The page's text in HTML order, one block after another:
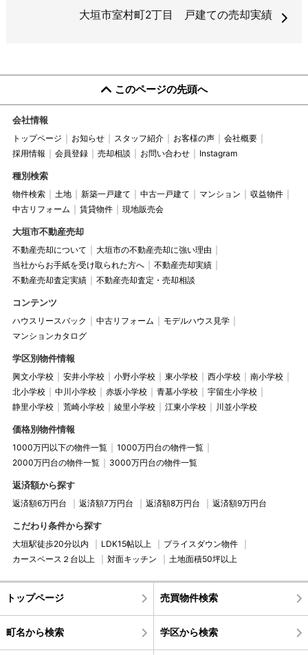
大垣市室村町2丁目 戸建ての売却実績
このページの先頭へ
会社情報
トップページ お知らせ スタッフ紹介 お客様の声
会社概要
採用情報
会員登録 売却相談 お問い合わせ Instagram
種別検索
物件検索 土地 新築一戸建て 中古一戸建て マンション
収益物件
中古リフォーム
賃貸物件 現地販売会
大垣市不動産売却
不動産売却について
大垣市の不動産売却に強い理由
当社からお手紙を受け取られた方へ
不動産売却実績
不動産売却査定実績
不動産売却査定・売却相談
コンテンツ
ハウスリースバック 中古リフォーム
モデルハウス見学
マンションカタログ
学区別物件情報
興文小学校 安井小学校 小野小学校 東小学校 西小学校
南小学校
北小学校
中川小学校 赤坂小学校 青墓小学校
宇留生小学校
静里小学校
荒崎小学校 綾里小学校 江東小学校 川並小学校
価格別物件情報
1000万円以下の物件一覧
1000万円台の物件一覧
2000万円台の物件一覧
3000万円台の物件一覧
返済額から探す
返済額6万円台 返済額7万円台 返済額8万円台 返済額9万円台
こだわり条件から探す
大垣駅徒歩20分以内 LDK15帖以上
プライスダウン物件
カースペース２台以上
対面キッチン 土地面積50坪以上
トップページ 売買物件検索
町名から検索 学区から検索